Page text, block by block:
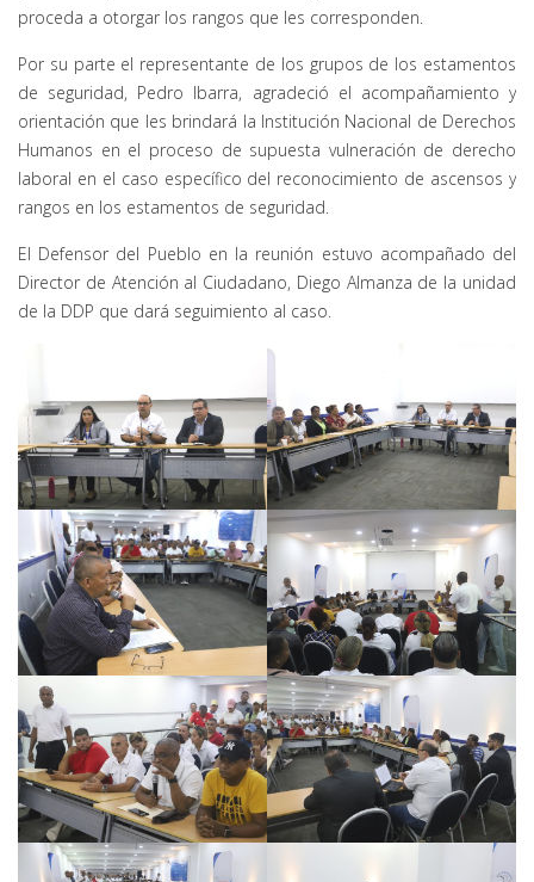
proceda a otorgar los rangos que les corresponden.
Por su parte el representante de los grupos de los estamentos
de seguridad, Pedro Ibarra, agradeció el acompañamiento y
orientación que les brindará la Institución Nacional de Derechos
Humanos en el proceso de supuesta vulneración de derecho
laboral en el caso específico del reconocimiento de ascensos y
rangos en los estamentos de seguridad.
El Defensor del Pueblo en la reunión estuvo acompañado del
Director de Atención al Ciudadano, Diego Almanza de la unidad
de la DDP que dará seguimiento al caso.